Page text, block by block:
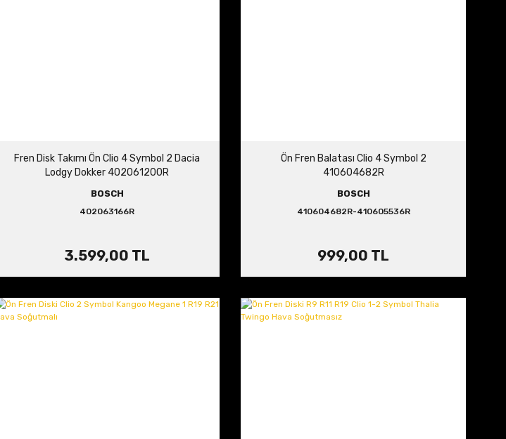
Fren Disk Takımı Ön Clio 4 Symbol 2 Dacia
Lodgy Dokker 402061200R
BOSCH
402063166R
3.599,00 TL
Ön Fren Balatası Clio 4 Symbol 2
410604682R
BOSCH
410604682R-410605536R
999,00 TL